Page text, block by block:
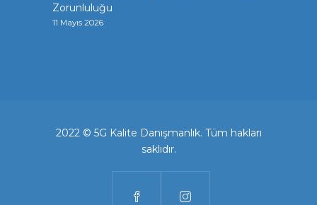
Zorunluluğu
11 Mayıs 2026
2022 © 5G Kalite Danışmanlık. Tüm hakları
saklıdır.